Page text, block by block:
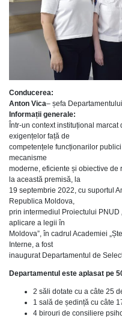
Conducerea:
Anton Vica– șefa
Informații generale:
Într-un context instituțional
exigențelor față de
competențele funcționarilor
mecanisme
moderne, eficiente și obiective de
la această premisă, la
19 septembrie 2022, cu suportul
Republica Moldova,
prin intermediul Proiectului PNUD
aplicare a legii în
Moldova”, în cadrul Academiei
Interne, a fost
inaugurat Departamentul de
Departamentul este aplasat pe
2 săli dotate cu a câte 25
1 sală de ședință cu câte
4 birouri de consiliere